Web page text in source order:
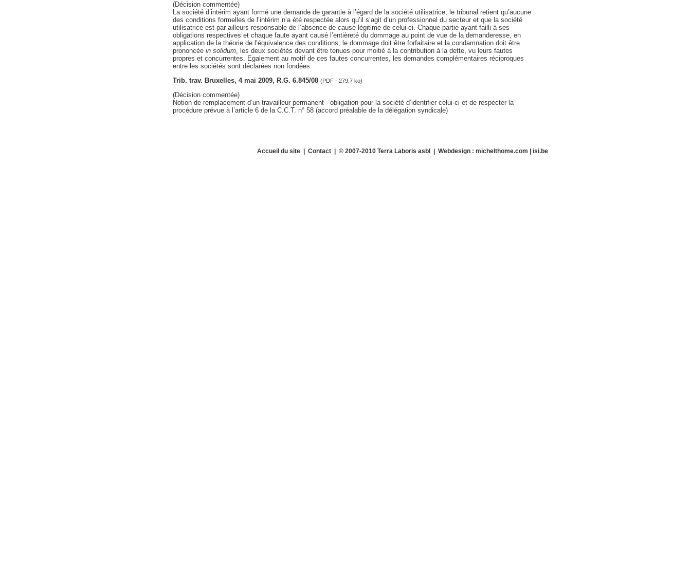
(Décision commentée)
La société d’intérim ayant formé une demande de garantie à l’égard de la société utilisatrice, le tribunal retient qu’aucune
des conditions formelles de l’intérim n’a été respectée alors qu’il s’agit d’un professionnel du secteur et que la société
utilisatrice est par ailleurs responsable de l’absence de cause légitime de celui-ci. Chaque partie ayant failli à ses
obligations respectives et chaque faute ayant causé l’entièreté du dommage au point de vue de la demanderesse, en
application de la théorie de l’équivalence des conditions, le dommage doit être forfaitaire et la condamnation doit être
prononcée in solidum, les deux sociétés devant être tenues pour moitié à la contribution à la dette, vu leurs fautes
propres et concurrentes. Egalement au motif de ces fautes concurrentes, les demandes complémentaires réciproques
entre les sociétés sont déclarées non fondées.
Trib. trav. Bruxelles, 4 mai 2009, R.G. 6.845/08 (PDF - 279.7 ko)
(Décision commentée)
Notion de remplacement d’un travailleur permanent - obligation pour la société d’identifier celui-ci et de respecter la
procédure prévue à l’article 6 de la C.C.T. n° 58 (accord préalable de la délégation syndicale)
Accueil du site| Contact| © 2007-2010 Terra Laboris asbl | Webdesign : michelthome.com isi.be